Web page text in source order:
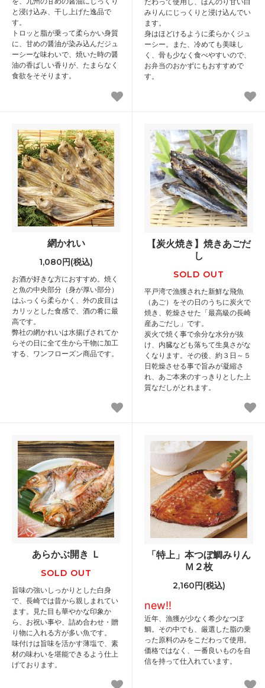
と浸け込み、干し上げた逸品で
す。
トロッと脂が乗って柔らかい身質
に、甘めの醤油が染み込んだジュ
ーシーな味わいで、焼いた時の醤
油の香ばしい香りが、たまらなく
食欲をそそります。
みりんにじっくりと浸け込んでい
ます。
身はほどけるように柔らかくジュ
ーシー。また、冷めても美味し
く、骨も少なく食べやすいので、
お弁当のおかずにもおすすめで
す。
網かれい
1,080円(税込)
お酒が好きな方におすすめ。焼く
と魚の中央部分（身が厚い部分）
はふっくら柔らかく、外の皮目は
カリッとした食感で、酒の肴に最
高です。
弊社の網かれいは水揚げされてか
らその日に全て生から干物に加工
する、ワンフローズン商品です。
【炭火焼き】焼きあごだ
し
SOLD OUT
平戸湾で漁獲された新鮮な飛魚
（あご）をその日のうちに炭火で
焼き、乾燥させた「最高級の長崎
産あごだし」です。
炭火で焼く事で余分な水分が抜
け、内臓なども落ちて生臭さがな
くなります。その後、約３日～５
日乾燥させる事で旨みが凝縮さ
れ、あご本来のすっきりとした上
質なだしがとれます。
あらかぶ開き Ｌ
SOLD OUT
旨味の強いしっかりとした白身
で、長崎では昔から親しまれてい
ます。見た目も華やかな印象か
ら、お祝い事や、詰め合わせ・贈
り物に入れる方が多い魚です。
味付けは旨味を活かす薄塩で、素
材の味わいを堪能できるよう仕上
げております。
「特上」本つぼ鯛みりん
Ｍ２枚
2,160円(税込)
new!!
近年、漁獲が少なく希少なつぼ
鯛。その中でも、厳選した脂の乗
った原料のみをこだわって使用。
価格ではなく、一番良いものを自
信を持って仕入れています。